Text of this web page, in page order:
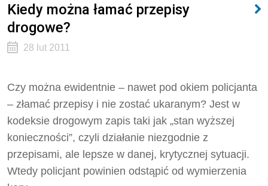
Kiedy można łamać przepisy
drogowe?
28 lut 2011
Czy można ewidentnie – nawet pod okiem policjanta
– złamać przepisy i nie zostać ukaranym? Jest w
kodeksie drogowym zapis taki jak „stan wyższej
konieczności”, czyli działanie niezgodnie z
przepisami, ale lepsze w danej, krytycznej sytuacji.
Wtedy policjant powinien odstąpić od wymierzenia